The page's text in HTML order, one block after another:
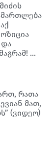
და
…
რათა
მათ,
(ვიდეო)